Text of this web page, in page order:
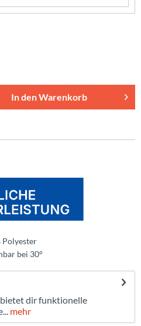
In denWarenkorb
Polyester
bei 30°
bietet dir funktionelle
mehr